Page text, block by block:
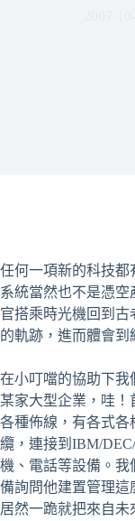
任何一項新的科技都
系統當然也不是憑
官搭乘時光機回到
的軌跡，進而體會到
在小叮噹的協助下我
某家大型企業，哇
各種佈線，有各式各
纜，連接到IBM/
機、電話等設備。我
備詢問他建置管理這
居然一跪就把來自未